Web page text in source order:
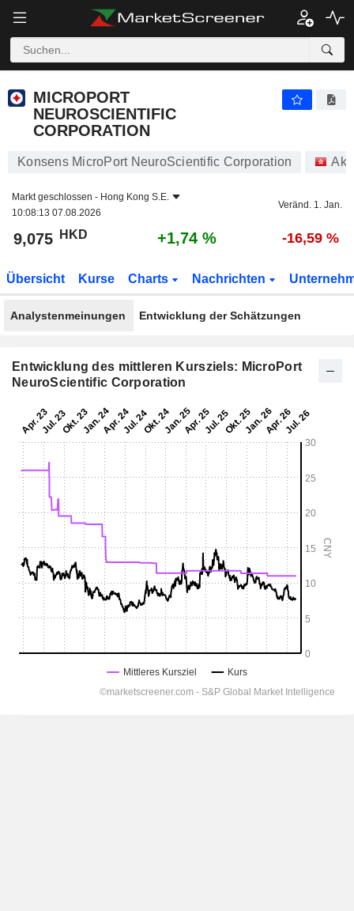
MICROPORT
NEUROSCIENTIFIC
CORPORATION
Konsens MicroPort NeuroScientific Corporation
Markt geschlossen - Hong Kong S.E.
10:08:13 07.08.2026
Veränd. 1. Jan.
9,075 HKD +1,74 % -16,59 %
Übersicht Kurse Charts Nachrichten
Analystenmeinungen Entwicklung der Schätzungen
Entwicklung des mittleren Kursziels: MicroPort
NeuroScientific Corporation